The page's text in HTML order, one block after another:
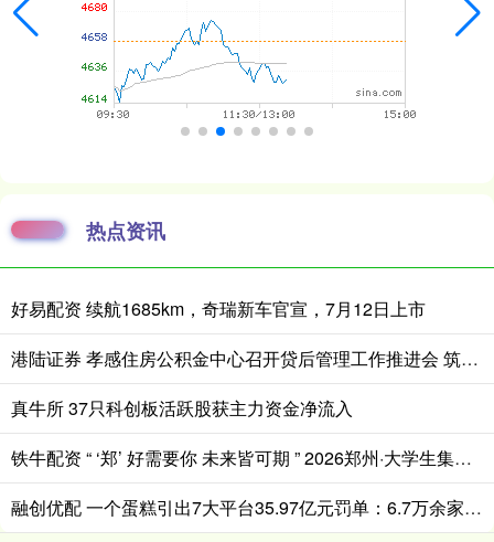
热点资讯
好易配资 续航1685km，奇瑞新车官宣，7月12日上市
港陆证券 孝感住房公积金中心召开贷后管理工作推进会 筑牢资金安全防线
真牛所 37只科创板活跃股获主力资金净流入
铁牛配资 “ ‘郑’ 好需要你 未来皆可期 ” 2026郑州·大学生集中毕业典礼举行
融创优配 一个蛋糕引出7大平台35.97亿元罚单：6.7万余家“幽灵店铺”黑产调查